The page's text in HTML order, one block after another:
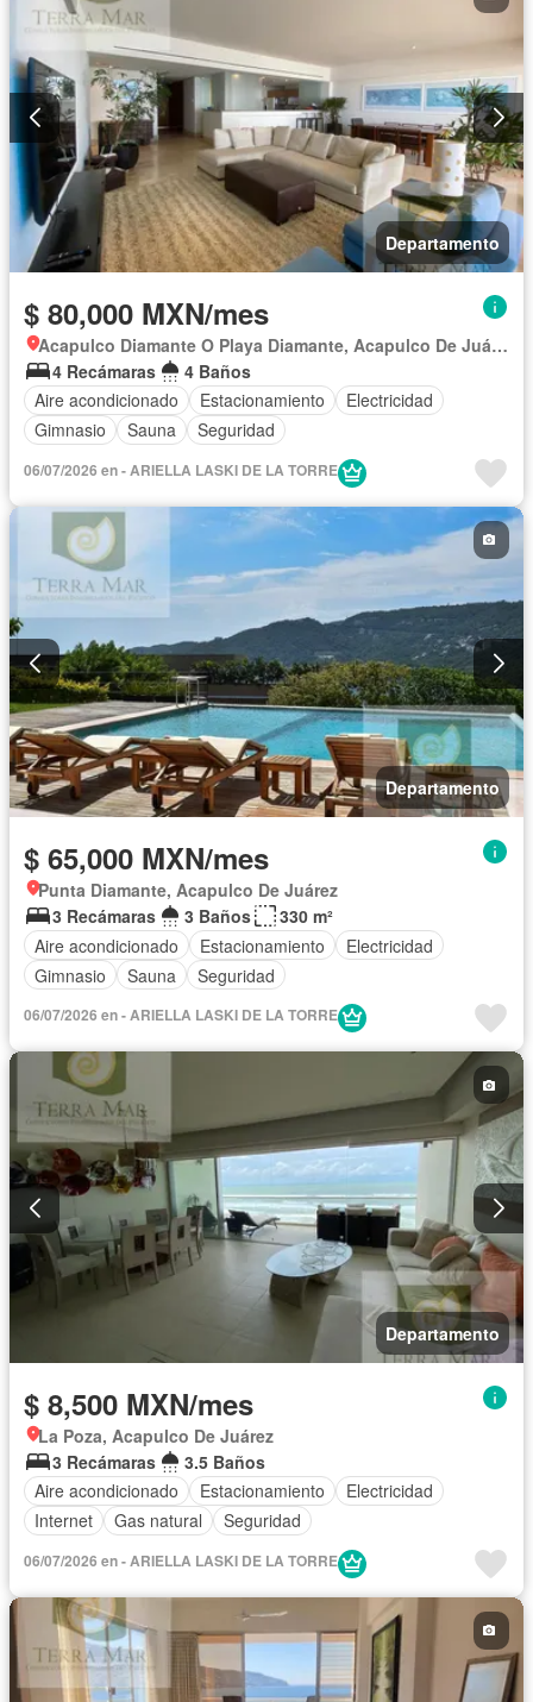
Departamento
$ 80,000 MXN/mes
Acapulco Diamante O Playa Diamante, Acapulco De Juárez
4 Recámaras
4 Baños
Aire acondicionado
Estacionamiento
Electricidad
Gimnasio
Sauna Seguridad
06/07/2026 en - ARIELLA LASKI DE LA TORRE
Departamento
$ 65,000 MXN/mes
Punta Diamante, Acapulco De Juárez
3 Recámaras
3 Baños
330 m²
Aire acondicionado
Estacionamiento
Electricidad
Gimnasio
Sauna Seguridad
06/07/2026 en - ARIELLA LASKI DE LA TORRE
Departamento
$ 8,500 MXN/mes
La Poza, Acapulco De Juárez
3 Recámaras
3.5 Baños
Aire acondicionado
Estacionamiento
Electricidad
Internet
Gas natural Seguridad
06/07/2026 en - ARIELLA LASKI DE LA TORRE